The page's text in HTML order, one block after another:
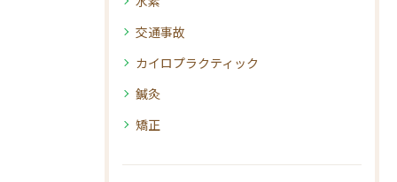
交通事故
カイロプラクティック
鍼灸
矯正